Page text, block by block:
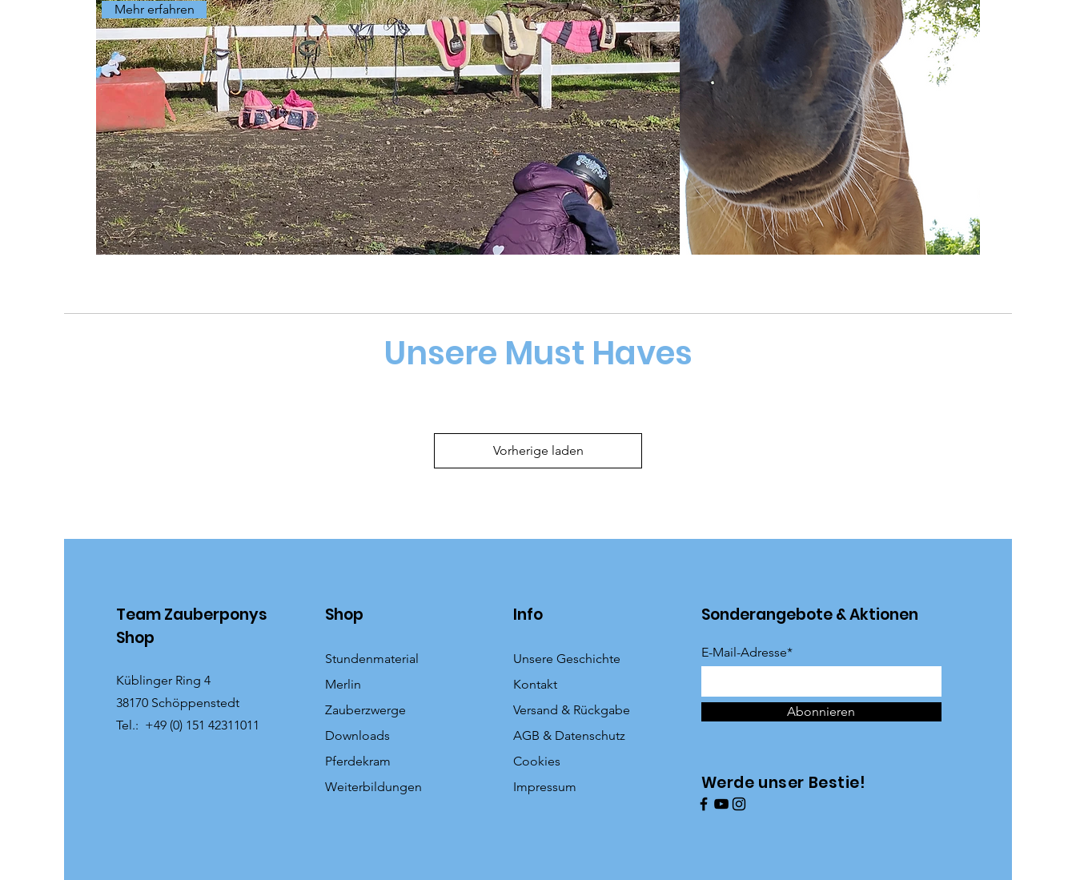
Mehr erfahren
Unsere Must Haves
Vorherige laden
Team Zauberponys
Shop
Küblinger Ring 4
38170 Schöppenstedt
Tel.: +49 (0) 151 42311011
Shop
Stundenmaterial
Merlin
Zauberzwerge
Downloads
Pferdekram
Weiterbildungen
Info
Unsere Geschichte
Kontakt
Versand & Rückgabe
AGB & Datenschutz
Cookies
Impressum
Sonderangebote & Aktionen
E-Mail-Adresse*
Abonnieren
Werde unser Bestie!